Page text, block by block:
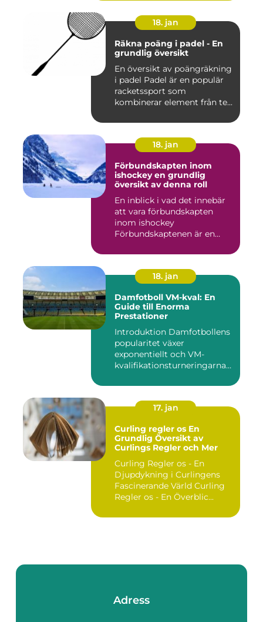
18. jan
Räkna poäng i padel - En
grundlig översikt
En översikt av poängräkning
i padel Padel är en populär
racketssport som
kombinerar element från te...
18. jan
Förbundskapten inom
ishockey en grundlig
översikt av denna roll
En inblick i vad det innebär
att vara förbundskapten
inom ishockey
Förbundskaptenen är en
18. jan
Damfotboll VM-kval: En
Guide till Enorma
Prestationer
Introduktion Damfotbollens
popularitet växer
exponentiellt och VM-
kvalifikationsturneringarna
17. jan
Curling regler os En
Grundlig Översikt av
Curlings Regler och Mer
Curling Regler os - En
Djupdykning i Curlingens
Fascinerande Värld Curling
Regler os - En Överblic...
Adress